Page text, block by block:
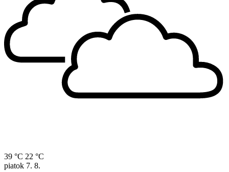
39 °C 22 °C
piatok 7. 8.